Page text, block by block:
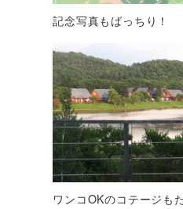
記念写真もばっちり！
ワンコOKのコテージも